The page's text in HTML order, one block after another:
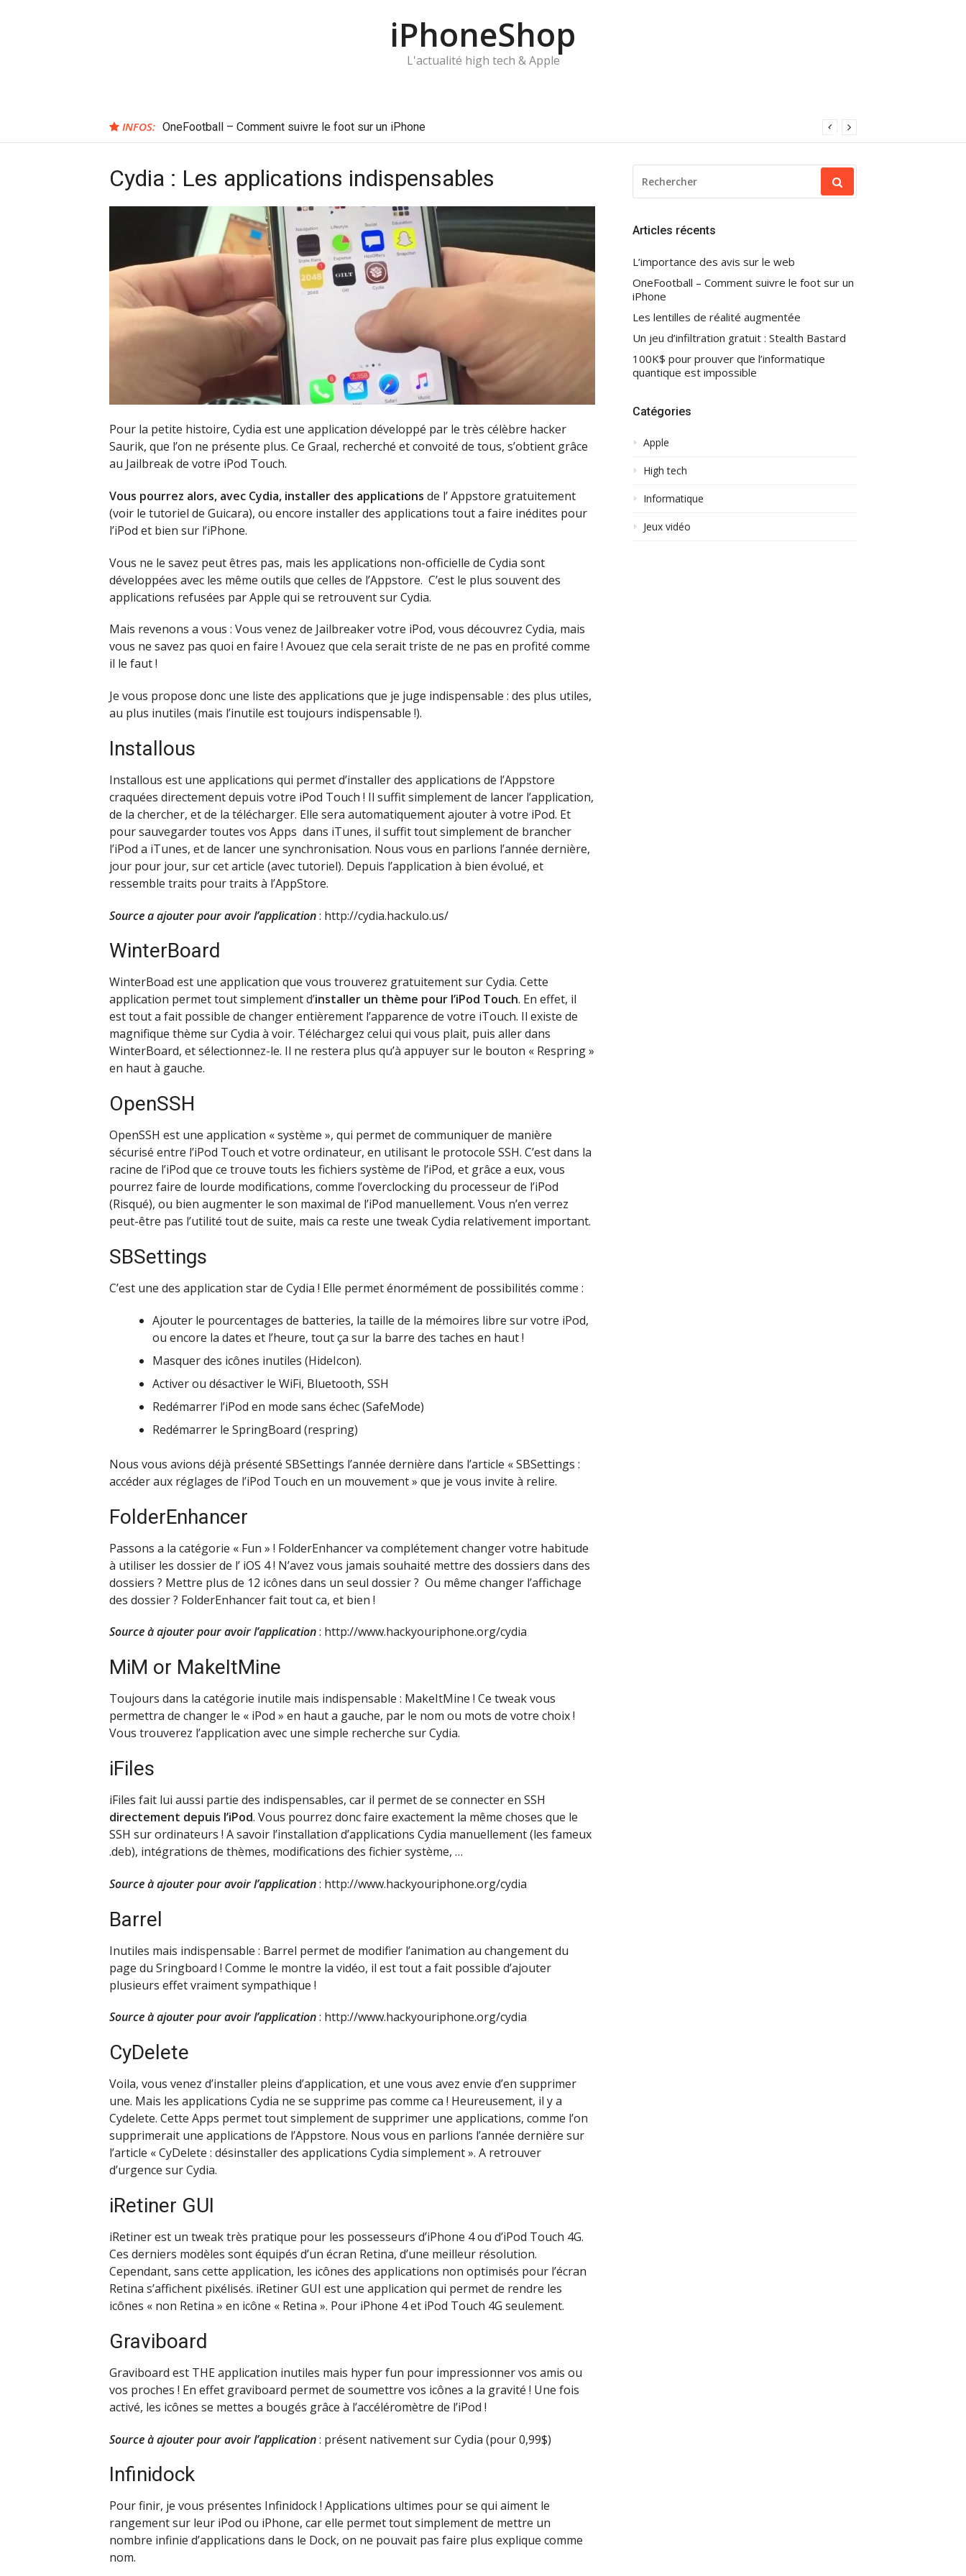
iPhoneShop
L'actualité high tech & Apple
INFOS: OneFootball – Comment suivre le foot sur un iPhone
Cydia : Les applications indispensables
Pour la petite histoire, Cydia est une application développé par le très célèbre hacker
Saurik, que l’on ne présente plus. Ce Graal, recherché et convoité de tous, s’obtient grâce
au Jailbreak de votre iPod Touch.
Vous pourrez alors, avec Cydia, installer des applications de l’ Appstore gratuitement
(voir le tutoriel de Guicara), ou encore installer des applications tout a faire inédites pour
l’iPod et bien sur l’iPhone.
Vous ne le savez peut êtres pas, mais les applications non-officielle de Cydia sont
développées avec les même outils que celles de l’Appstore. C’est le plus souvent des
applications refusées par Apple qui se retrouvent sur Cydia.
Mais revenons a vous : Vous venez de Jailbreaker votre iPod, vous découvrez Cydia, mais
vous ne savez pas quoi en faire ! Avouez que cela serait triste de ne pas en profité comme
il le faut !
Je vous propose donc une liste des applications que je juge indispensable : des plus utiles,
au plus inutiles (mais l’inutile est toujours indispensable !).
Installous
Installous est une applications qui permet d’installer des applications de l’Appstore
craquées directement depuis votre iPod Touch ! Il suffit simplement de lancer l’application,
de la chercher, et de la télécharger. Elle sera automatiquement ajouter à votre iPod. Et
pour sauvegarder toutes vos Apps dans iTunes, il suffit tout simplement de brancher
l’iPod a iTunes, et de lancer une synchronisation. Nous vous en parlions l’année dernière,
jour pour jour, sur cet article (avec tutoriel). Depuis l’application à bien évolué, et
ressemble traits pour traits à l’AppStore.
Source a ajouter pour avoir l’application: http://cydia.hackulo.us/
WinterBoard
WinterBoad est une application que vous trouverez gratuitement sur Cydia. Cette
application permet tout simplement d’installer un thème pour l’iPod Touch. En effet, il
est tout a fait possible de changer entièrement l’apparence de votre iTouch. Il existe de
magnifique thème sur Cydia à voir. Téléchargez celui qui vous plait, puis aller dans
WinterBoard, et sélectionnez-le. Il ne restera plus qu’à appuyer sur le bouton « Respring »
en haut à gauche.
OpenSSH
OpenSSH est une application « système », qui permet de communiquer de manière
sécurisé entre l’iPod Touch et votre ordinateur, en utilisant le protocole SSH. C’est dans la
racine de l’iPod que ce trouve touts les fichiers système de l’iPod, et grâce a eux, vous
pourrez faire de lourde modifications, comme l’overclocking du processeur de l’iPod
(Risqué), ou bien augmenter le son maximal de l’iPod manuellement. Vous n’en verrez
peut-être pas l’utilité tout de suite, mais ca reste une tweak Cydia relativement important.
SBSettings
C’est une des application star de Cydia ! Elle permet énormément de possibilités comme :
Ajouter le pourcentages de batteries, la taille de la mémoires libre sur votre iPod,
ou encore la dates et l’heure, tout ça sur la barre des taches en haut !
Masquer des icônes inutiles (HideIcon).
Activer ou désactiver le WiFi, Bluetooth, SSH
Redémarrer l’iPod en mode sans échec (SafeMode)
Redémarrer le SpringBoard (respring)
Nous vous avions déjà présenté SBSettings l’année dernière dans l’article « SBSettings :
accéder aux réglages de l’iPod Touch en un mouvement » que je vous invite à relire.
FolderEnhancer
Passons a la catégorie « Fun » ! FolderEnhancer va complétement changer votre habitude
à utiliser les dossier de l’ iOS 4 ! N’avez vous jamais souhaité mettre des dossiers dans des
dossiers ? Mettre plus de 12 icônes dans un seul dossier ? Ou même changer l’affichage
des dossier ? FolderEnhancer fait tout ca, et bien !
Source à ajouter pour avoir l’application: http://www.hackyouriphone.org/cydia
MiM or MakeItMine
Toujours dans la catégorie inutile mais indispensable : MakeItMine ! Ce tweak vous
permettra de changer le « iPod » en haut a gauche, par le nom ou mots de votre choix !
Vous trouverez l’application avec une simple recherche sur Cydia.
iFiles
iFiles fait lui aussi partie des indispensables, car il permet de se connecter en SSH
directement depuis l’iPod. Vous pourrez donc faire exactement la même choses que le
SSH sur ordinateurs ! A savoir l’installation d’applications Cydia manuellement (les fameux
.deb), intégrations de thèmes, modifications des fichier système, …
Source à ajouter pour avoir l’application: http://www.hackyouriphone.org/cydia
Barrel
Inutiles mais indispensable : Barrel permet de modifier l’animation au changement du
page du Sringboard ! Comme le montre la vidéo, il est tout a fait possible d’ajouter
plusieurs effet vraiment sympathique !
Source à ajouter pour avoir l’application: http://www.hackyouriphone.org/cydia
CyDelete
Voila, vous venez d’installer pleins d’application, et une vous avez envie d’en supprimer
une. Mais les applications Cydia ne se supprime pas comme ca ! Heureusement, il y a
Cydelete. Cette Apps permet tout simplement de supprimer une applications, comme l’on
supprimerait une applications de l’Appstore. Nous vous en parlions l’année dernière sur
l’article « CyDelete : désinstaller des applications Cydia simplement ». A retrouver
d’urgence sur Cydia.
iRetiner GUI
iRetiner est un tweak très pratique pour les possesseurs d’iPhone 4 ou d’iPod Touch 4G.
Ces derniers modèles sont équipés d’un écran Retina, d’une meilleur résolution.
Cependant, sans cette application, les icônes des applications non optimisés pour l’écran
Retina s’affichent pixélisés. iRetiner GUI est une application qui permet de rendre les
icônes « non Retina » en icône « Retina ». Pour iPhone 4 et iPod Touch 4G seulement.
Graviboard
Graviboard est THE application inutiles mais hyper fun pour impressionner vos amis ou
vos proches ! En effet graviboard permet de soumettre vos icônes a la gravité ! Une fois
activé, les icônes se mettes a bougés grâce à l’accéléromètre de l’iPod !
Source à ajouter pour avoir l’application: présent nativement sur Cydia (pour 0,99$)
Infinidock
Pour finir, je vous présentes Infinidock ! Applications ultimes pour se qui aiment le
rangement sur leur iPod ou iPhone, car elle permet tout simplement de mettre un
nombre infinie d’applications dans le Dock, on ne pouvait pas faire plus explique comme
nom.
POUR
:
Articles récents
L’importance des avis sur le web
OneFootball – Comment suivre le foot sur un
iPhone
Les lentilles de réalité augmentée
Un jeu d’infiltration gratuit : Stealth Bastard
100K$ pour prouver que l’informatique
quantique est impossible
Catégories
Apple
High tech
Informatique
Jeux vidéo